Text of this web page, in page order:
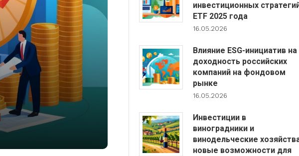
инвестиционных
ETF 2025 года
16.05.2026
Влияние ESG-инициатив на
доходность российских
компаний на фондовом
рынке
16.05.2026
Инвестиции в
виноградники и
винодельческие
новые возможности для